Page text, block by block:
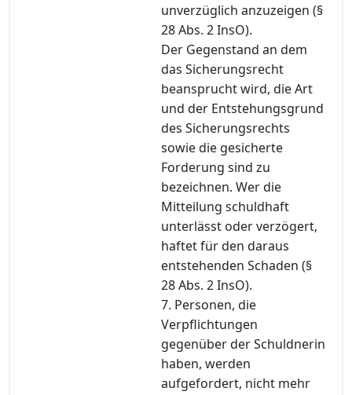
unverzüglich anzuzeigen (§
28 Abs. 2 InsO).
Der Gegenstand an dem
das Sicherungsrecht
beansprucht wird, die Art
und der Entstehungsgrund
des Sicherungsrechts
sowie die gesicherte
Forderung sind zu
bezeichnen. Wer die
Mitteilung schuldhaft
unterlässt oder verzögert,
haftet für den daraus
entstehenden Schaden (§
28 Abs. 2 InsO).
7. Personen, die
Verpflichtungen
gegenüber der Schuldnerin
haben, werden
aufgefordert, nicht mehr